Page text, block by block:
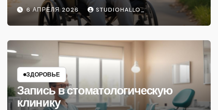
6 АПРЕЛЯ 2026 STUDIOHALLO_
ЗДОРОВЬЕ
Запись в стоматологическую
клинику